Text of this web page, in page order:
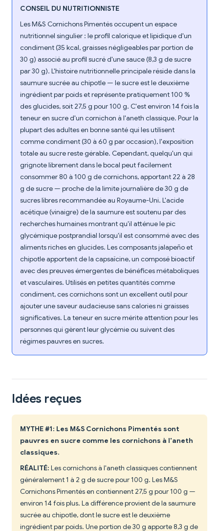
CONSEIL DU NUTRITIONNISTE
Les M&S Cornichons Pimentés occupent un espace
nutritionnel singulier : le profil calorique et lipidique d'un
condiment (35 kcal, graisses négligeables par portion de
30 g) associé au profil sucré d'une sauce (8,3 g de sucre
par 30 g). L'histoire nutritionnelle principale réside dans la
saumure sucrée au chipotle — le sucre est le deuxième
ingrédient par poids et représente pratiquement 100 %
des glucides, soit 27,5 g pour 100 g. C'est environ 14 fois la
teneur en sucre d'un cornichon à l'aneth classique. Pour la
plupart des adultes en bonne santé qui les utilisent
comme condiment (30 à 60 g par occasion), l'exposition
totale au sucre reste gérable. Cependant, quelqu'un qui
grignote librement dans le bocal peut facilement
consommer 80 à 100 g de cornichons, apportant 22 à 28
g de sucre — proche de la limite journalière de 30 g de
sucres libres recommandée au Royaume-Uni. L'acide
acétique (vinaigre) de la saumure est soutenu par des
recherches humaines montrant qu'il atténue le pic
glycémique postprandial lorsqu'il est consommé avec des
aliments riches en glucides. Les composants jalapeño et
chipotle apportent de la capsaïcine, un composé bioactif
avec des preuves émergentes de bénéfices métaboliques
et vasculaires. Utilisés en petites quantités comme
condiment, ces cornichons sont un excellent outil pour
ajouter une saveur audacieuse sans calories ni graisses
significatives. La teneur en sucre mérite attention pour les
personnes qui gèrent leur glycémie ou suivent des
régimes pauvres en sucres.
Idées reçues
MYTHE #1: Les M&S Cornichons Pimentés sont
pauvres en sucre comme les cornichons à l'aneth
classiques.
RÉALITÉ: Les cornichons à l'aneth classiques contiennent
généralement 1 à 2 g de sucre pour 100 g. Les M&S
Cornichons Pimentés en contiennent 27,5 g pour 100 g —
environ 14 fois plus. La différence provient de la saumure
sucrée au chipotle, dont le sucre est le deuxième
ingrédient par poids. Une portion de 30 g apporte 8,3 g de